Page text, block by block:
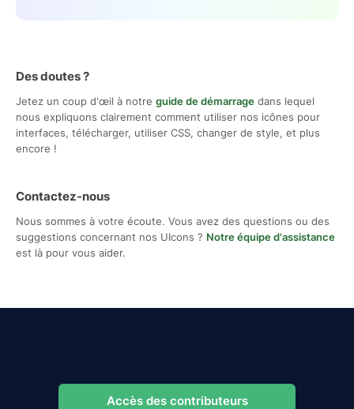
Des doutes ?
Jetez un coup d'œil à notre guide de démarrage dans lequel
nous expliquons clairement comment utiliser nos icônes pour
interfaces, télécharger, utiliser CSS, changer de style, et plus
encore !
Contactez-nous
Nous sommes à votre écoute. Vous avez des questions ou des
suggestions concernant nos UIcons ? Notre équipe d'assistance
est là pour vous aider.
Accès des contributeurs